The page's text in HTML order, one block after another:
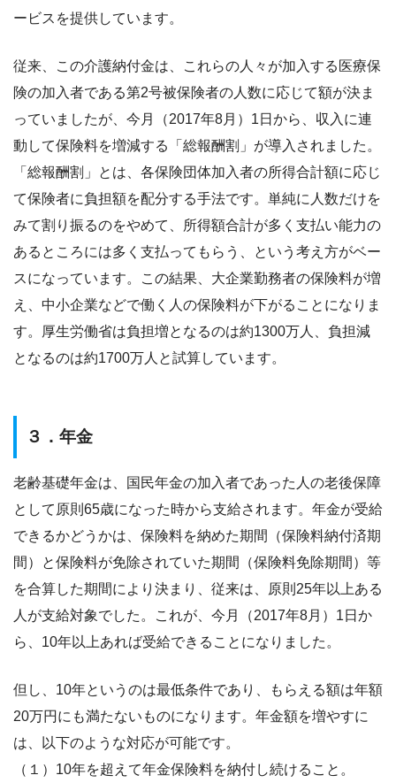
ービスを提供しています。
従来、この介護納付金は、これらの人々が加入する医療保
険の加入者である第2号被保険者の人数に応じて額が決ま
っていましたが、今月（2017年8月）1日から、収入に連
動して保険料を増減する「総報酬割」が導入されました。
「総報酬割」とは、各保険団体加入者の所得合計額に応じ
て保険者に負担額を配分する手法です。単純に人数だけを
みて割り振るのをやめて、所得額合計が多く支払い能力の
あるところには多く支払ってもらう、という考え方がベー
スになっています。この結果、大企業勤務者の保険料が増
え、中小企業などで働く人の保険料が下がることになりま
す。厚生労働省は負担増となるのは約1300万人、負担減
となるのは約1700万人と試算しています。
３．年金
老齢基礎年金は、国民年金の加入者であった人の老後保障
として原則65歳になった時から支給されます。年金が受給
できるかどうかは、保険料を納めた期間（保険料納付済期
間）と保険料が免除されていた期間（保険料免除期間）等
を合算した期間により決まり、従来は、原則25年以上ある
人が支給対象でした。これが、今月（2017年8月）1日か
ら、10年以上あれば受給できることになりました。
但し、10年というのは最低条件であり、もらえる額は年額
20万円にも満たないものになります。年金額を増やすに
は、以下のような対応が可能です。
（１）10年を超えて年金保険料を納付し続けること。